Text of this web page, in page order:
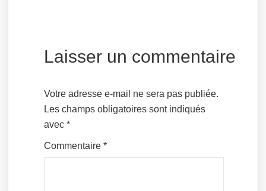
Laisser un commentaire
Votre adresse e-mail ne sera pas publiée.
Les champs obligatoires sont indiqués
avec*
Commentaire*